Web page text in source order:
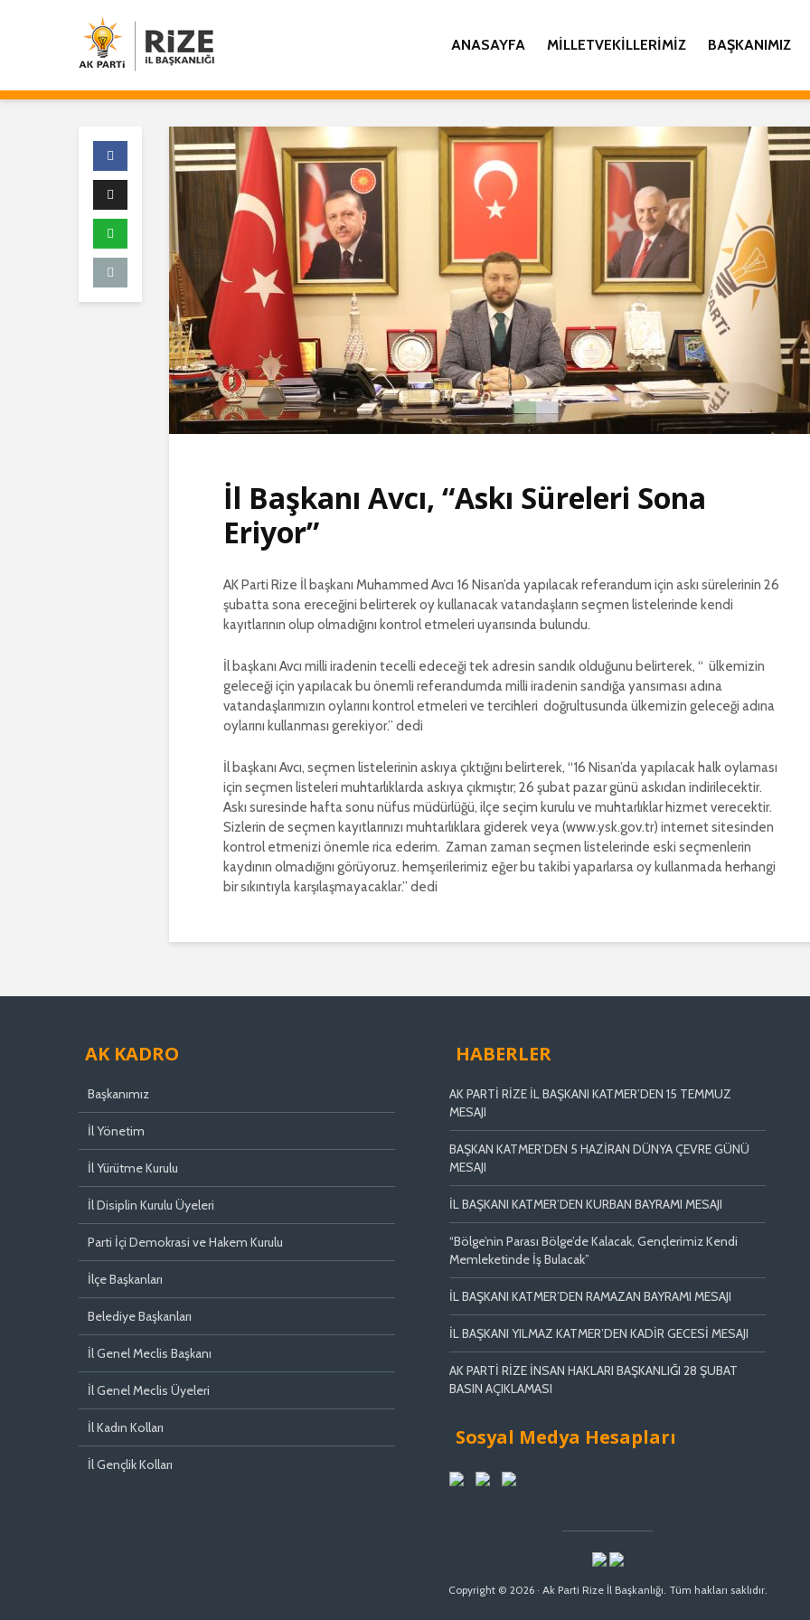
ANASAYFA MILLETVEKILLERIMIZ BAŞKANIMIZ
İl Başkanı Avcı, “Askı Süreleri Sona
Eriyor”
AK Parti Rize İl başkanı Muhammed Avcı 16 Nisan’da yapılacak referandum için askı sürelerinin 26
şubatta sona ereceğini belirterek oy kullanacak vatandaşların seçmen listelerinde kendi
kayıtlarının olup olmadığını kontrol etmeleri uyarısında bulundu.
İl başkanı Avcı milli iradenin tecelli edeceği tek adresin sandık olduğunu belirterek, “ ülkemizin
geleceği için yapılacak bu önemli referandumda milli iradenin sandığa yansıması adına
vatandaşlarımızın oylarını kontrol etmeleri ve tercihleri doğrultusunda ülkemizin geleceği adına
oylarını kullanması gerekiyor.” dedi
İl başkanı Avcı, seçmen listelerinin askıya çıktığını belirterek, “16 Nisan’da yapılacak halk oylaması
için seçmen listeleri muhtarlıklarda askıya çıkmıştır; 26 şubat pazar günü askıdan indirilecektir.
Askı suresinde hafta sonu nüfus müdürlüğü, ilçe seçim kurulu ve muhtarlıklar hizmet verecektir.
Sizlerin de seçmen kayıtlarınızı muhtarlıklara giderek veya (www.ysk.gov.tr) internet sitesinden
kontrol etmenizi önemle rica ederim. Zaman zaman seçmen listelerinde eski seçmenlerin
kaydının olmadığını görüyoruz. hemşerilerimiz eğer bu takibi yaparlarsa oy kullanmada herhangi
bir sıkıntıyla karşılaşmayacaklar.” dedi
İL BAŞKANI YILMAZ
KATMER’DEN KADİR
GECESİ MESAJI
AK PARTİ RİZE İNSAN
HAKLARI BAŞKANLIĞI
28 ŞUBAT BASIN
AÇIKLAMASI
İL BAŞKANI
KATMER’DEN
RAMAZAN AYI MESAJI
İL BAŞKANI KATMER
BULUNDU
BULUNDU
AK PARTİ
İL
İL
İL
KATMER
AK KADRO
Başkanımız
İl Yönetim
İl Yürütme Kurulu
İl Disiplin Kurulu Üyeleri
Parti İçi Demokrasi ve Hakem Kurulu
İlçe Başkanları
Belediye Başkanları
İl Genel Meclis Başkanı
İl Genel Meclis Üyeleri
İl Kadın Kolları
İl Gençlik Kolları
HABERLER
AK PARTİ RİZE İL BAŞKANI KATMER’DEN 15 TEMMUZ
MESAJI
BAŞKAN KATMER’DEN 5 HAZİRAN DÜNYA ÇEVRE GÜNÜ
MESAJI
İL BAŞKANI KATMER’DEN KURBAN BAYRAMI MESAJI
“Bölge’nin Parası Bölge’de Kalacak, Gençlerimiz Kendi
Memleketinde İş Bulacak”
İL BAŞKANI KATMER’DEN RAMAZAN BAYRAMI MESAJI
İL BAŞKANI YILMAZ KATMER’DEN KADİR GECESİ MESAJI
AK PARTİ RİZE İNSAN HAKLARI BAŞKANLIĞI 28 ŞUBAT
BASIN AÇIKLAMASI
Sosyal Medya Hesapları
Copyright © 2026 · Ak Parti Rize İl Başkanlığı. Tüm hakları saklıdır.